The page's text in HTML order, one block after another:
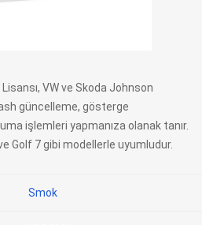
VW ve Skoda Johnson
güncelleme, gösterge
işlemleri yapmanıza olanak tanır.
Golf 7 gibi modellerle uyumludur.
Smok